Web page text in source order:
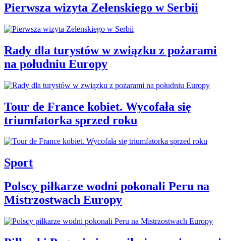
Pierwsza wizyta Zełenskiego w Serbii
Rady dla turystów w związku z pożarami
na południu Europy
Tour de France kobiet. Wycofała się
triumfatorka sprzed roku
Sport
Polscy piłkarze wodni pokonali Peru na
Mistrzostwach Europy